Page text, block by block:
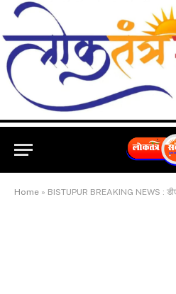
Home » BISTUPUR BREAKING NEWS : डीएवी स्कूल में छत का